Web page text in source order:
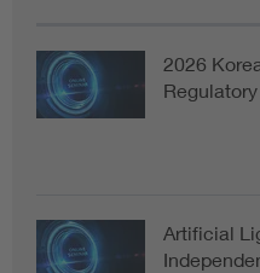
2026
Artificial